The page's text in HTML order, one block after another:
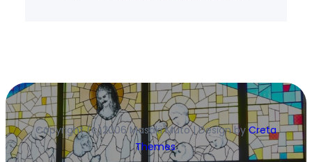
Copyright (c)2006 Masaki Muto | Design byCreta
Themes.